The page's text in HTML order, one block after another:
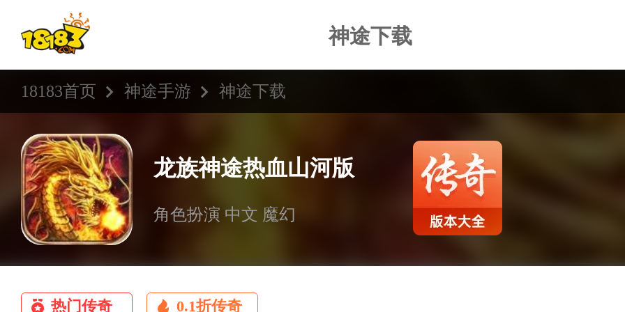
神途下载
18183首页 神途手游 神途下载
龙族神途热血山河版
角色扮演 中文 魔幻
热门传奇 0.1折传奇